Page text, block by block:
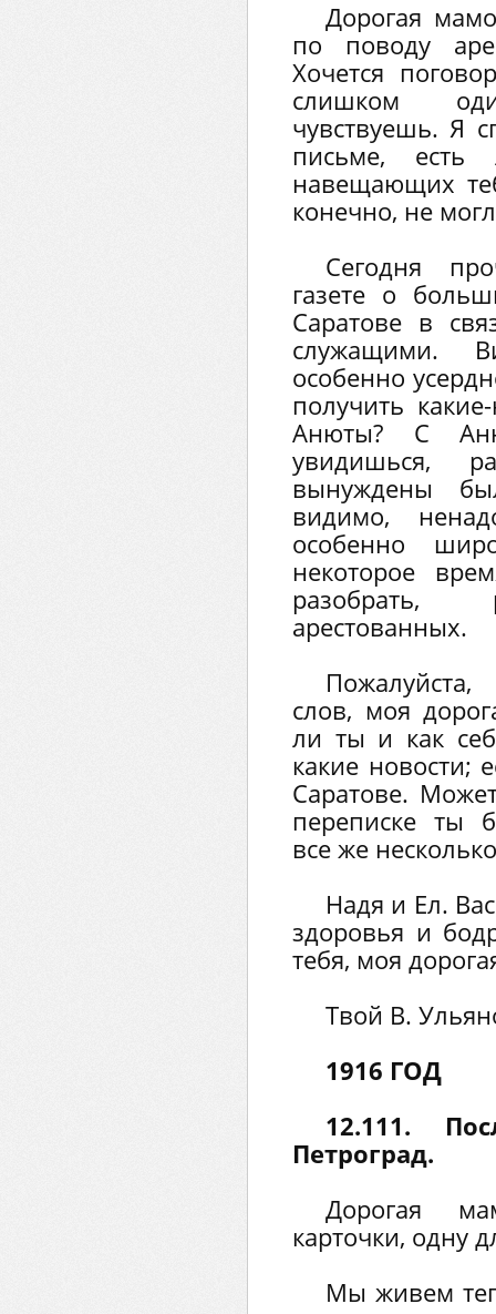
Дорогая
по поводу
Хочется
слишком
чувствуешь. Я
письме,
навещающих
конечно, не
Сегодня
газете о
Саратове в
служащими.
особенно
получить
Анюты? С
увидишься,
вынуждены
видимо,
особенно
некоторое
разобрать,
арестованных.
слов, моя
ли ты и как
какие новости;
Саратове.
переписке ты
все же
Надя и Ел.
здоровья и
тебя, моя
Твой В.
1916 ГОД
12.111.
Петроград.
Дорогая
карточки, одну
Мы живем